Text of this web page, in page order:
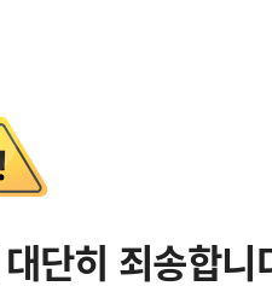
단히 죄송합니